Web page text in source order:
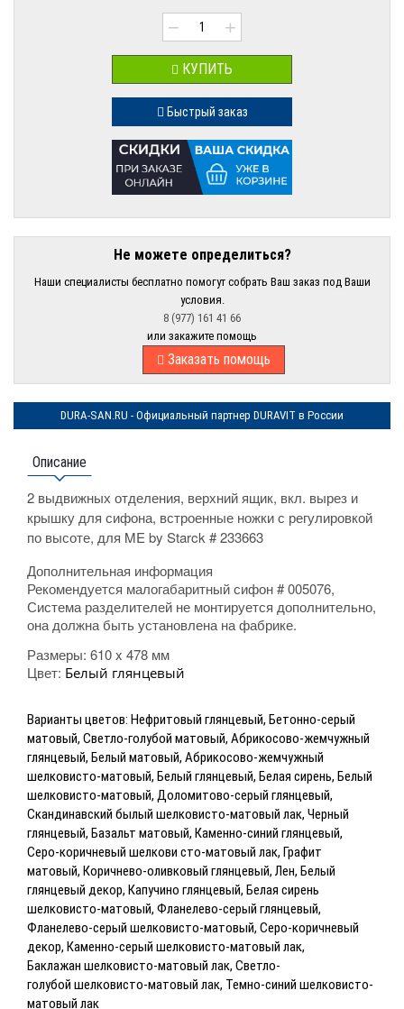
− +
КУПИТЬ
Быстрый заказ
Не можете определиться?
Наши специалисты бесплатно помогут собрать Ваш заказ под Ваши
условия.
8 (977) 161 41 66
или закажите помощь
Заказать помощь
DURA-SAN.RU - Официальный партнер DURAVIT в России
Описание
2 выдвижных отделения, верхний ящик, вкл. вырез и
крышку для сифона, встроенные ножки с регулировкой
по высоте, для ME by Starck # 233663
Дополнительная информация
Рекомендуется малогабаритный сифон # 005076,
Система разделителей не монтируется дополнительно,
она должна быть установлена на фабрике.
Размеры: 610 x 478 мм
Цвет: Белый глянцевый
Варианты цветов: Нефритовый глянцевый, Бетонно-серый
матовый, Светло-голубой матовый, Абрикосово-жемчужный
глянцевый, Белый матовый, Абрикосово-жемчужный
шелковисто-матовый, Белый глянцевый, Белая сирень, Белый
шелковисто-матовый, Доломитово-серый глянцевый,
Скандинавский былый шелковисто-матовый лак, Черный
глянцевый, Базальт матовый, Каменно-синий глянцевый,
Серо-коричневый шелкови сто-матовый лак, Графит
матовый, Коричнево-оливковый глянцевый, Лен, Белый
глянцевый декор, Капучино глянцевый, Белая сирень
шелковисто-матовый, Фланелево-серый глянцевый,
Фланелево-серый шелковисто-матовый, Серо-коричневый
декор, Каменно-серый шелковисто-матовый лак,
Баклажан шелковисто-матовый лак, Светло-
голубой шелковисто-матовый лак, Темно-синий шелковисто-
матовый лак